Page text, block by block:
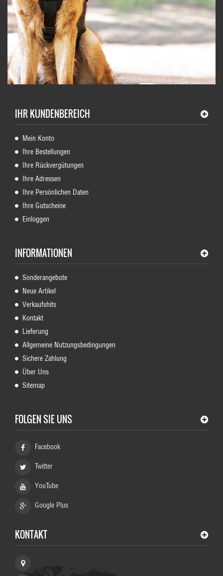
IHR KUNDENBEREICH
Mein Konto
Ihre Bestellungen
Ihre Rückvergütungen
Ihre Adressen
Ihre Persönlichen Daten
Ihre Gutscheine
Einloggen
INFORMATIONEN
Sonderangebote
Neue Artikel
Verkaufshits
Kontakt
Lieferung
Allgemeine Nutzungsbedingungen
Sichere Zahlung
Über Uns
Sitemap
FOLGEN SIE UNS
Facebook
Twitter
YouTube
Google Plus
KONTAKT